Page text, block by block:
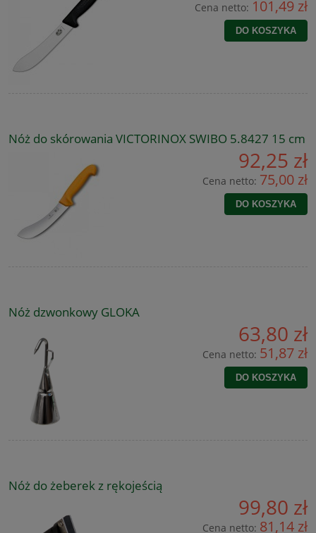
Cena netto: 101,49 zł
DO KOSZYKA
Nóż do skórowania VICTORINOX SWIBO 5.8427 15 cm
92,25 zł
Cena netto: 75,00 zł
DO KOSZYKA
Nóż dzwonkowy GLOKA
63,80 zł
Cena netto: 51,87 zł
DO KOSZYKA
Nóż do żeberek z rękojeścią
99,80 zł
Cena netto: 81,14 zł